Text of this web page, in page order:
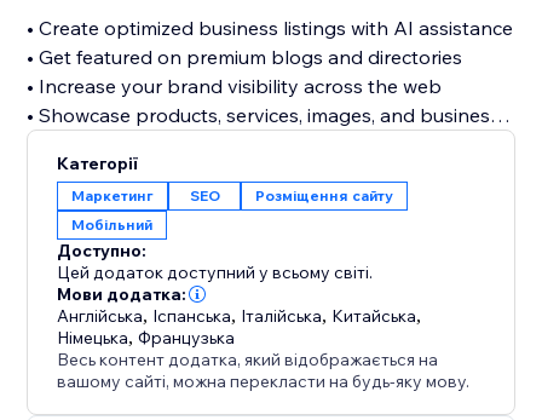
• Create optimized business listings with AI assistance
• Get featured on premium blogs and directories
• Increase your brand visibility across the web
• Showcase products, services, images, and business
• Discover relevant keywords across multiple
categories
• Build valuable referral and traffic opportunities
• Strengthen your website’s off-site SEO presence
Stop relying only on visitors finding your website
directly. Build a stronger online presence, reach new
audiences, and give more customers a reason to
discover and trust your business.
Категорії
Маркетинг SEO
Розміщення сайту
Мобільний
Доступно:
Цей додаток доступний у всьому світі.
Мови додатка:
Англійська, Іспанська, Італійська, Китайська,
Німецька,Французька
Весь контент додатка, який відображається на
вашому сайті, можна перекласти на будь-яку мову.